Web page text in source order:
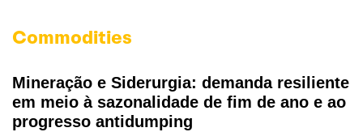
Commodities
Mineração e Siderurgia: demanda resiliente
em meio à sazonalidade de fim de ano e ao
progresso antidumping